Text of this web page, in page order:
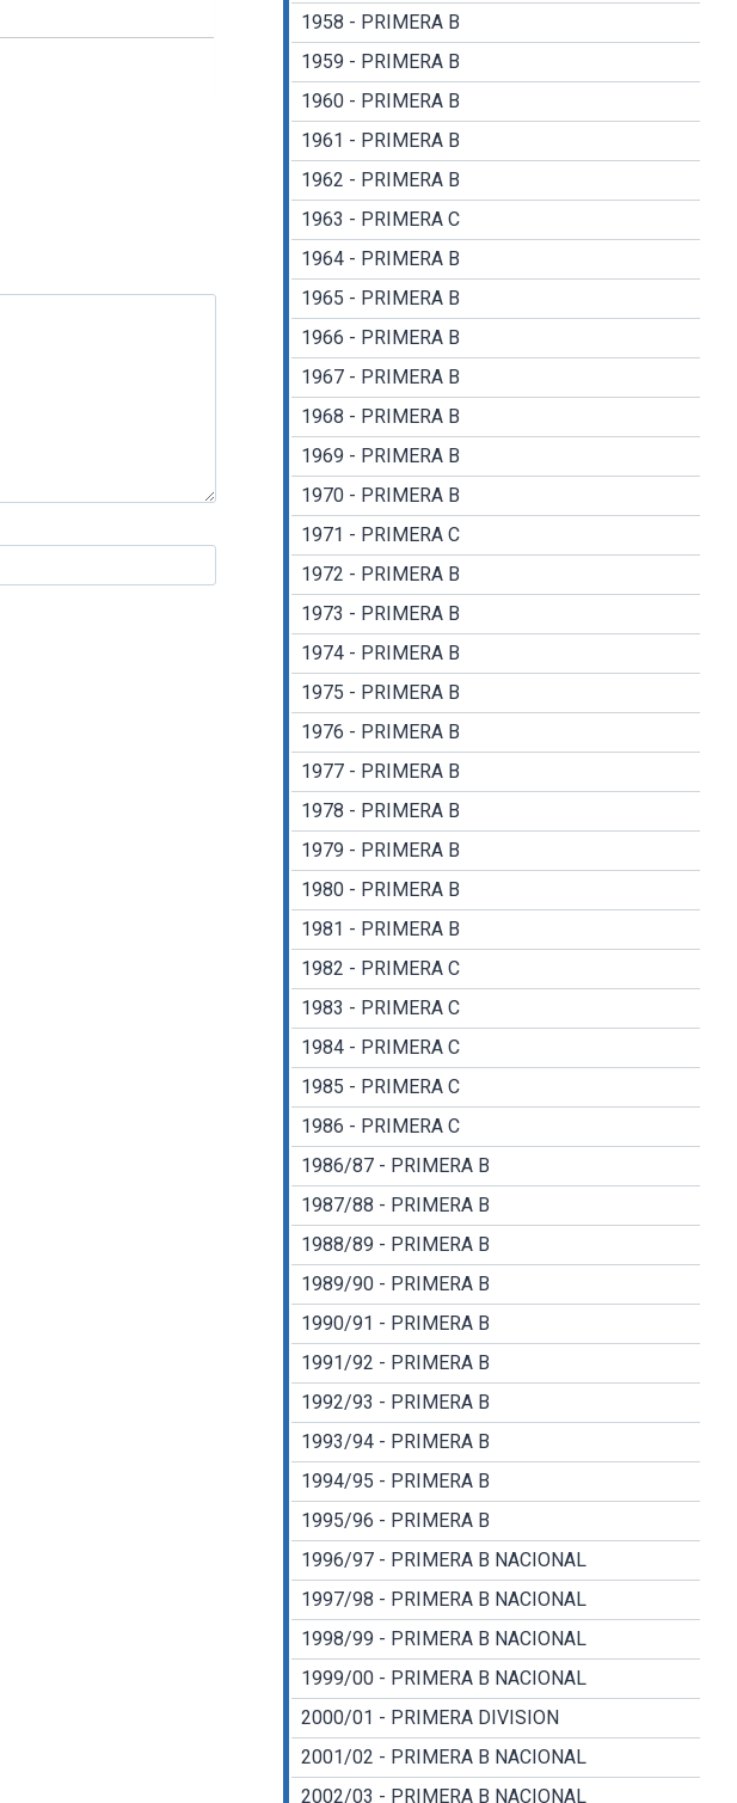
1958 - PRIMERA B
1959 - PRIMERA B
1960 - PRIMERA B
1961 - PRIMERA B
1962 - PRIMERA B
1963 - PRIMERA C
1964 - PRIMERA B
1965 - PRIMERA B
1966 - PRIMERA B
1967 - PRIMERA B
1968 - PRIMERA B
1969 - PRIMERA B
1970 - PRIMERA B
1971 - PRIMERA C
1972 - PRIMERA B
1973 - PRIMERA B
1974 - PRIMERA B
1975 - PRIMERA B
1976 - PRIMERA B
1977 - PRIMERA B
1978 - PRIMERA B
1979 - PRIMERA B
1980 - PRIMERA B
1981 - PRIMERA B
1982 - PRIMERA C
1983 - PRIMERA C
1984 - PRIMERA C
1985 - PRIMERA C
1986 - PRIMERA C
1986/87 - PRIMERA B
1987/88 - PRIMERA B
1988/89 - PRIMERA B
1989/90 - PRIMERA B
1990/91 - PRIMERA B
1991/92 - PRIMERA B
1992/93 - PRIMERA B
1993/94 - PRIMERA B
1994/95 - PRIMERA B
1995/96 - PRIMERA B
1996/97 - PRIMERA B NACIONAL
1997/98 - PRIMERA B NACIONAL
1998/99 - PRIMERA B NACIONAL
1999/00 - PRIMERA B NACIONAL
2000/01 - PRIMERA DIVISION
2001/02 - PRIMERA B NACIONAL
2002/03 - PRIMERA B NACIONAL